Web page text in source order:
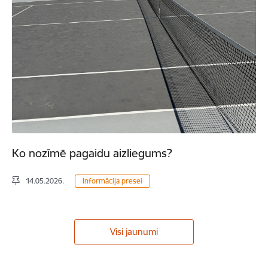
Ko nozīmē pagaidu aizliegums?
14.05.2026. Informācija presei
Visi jaunumi